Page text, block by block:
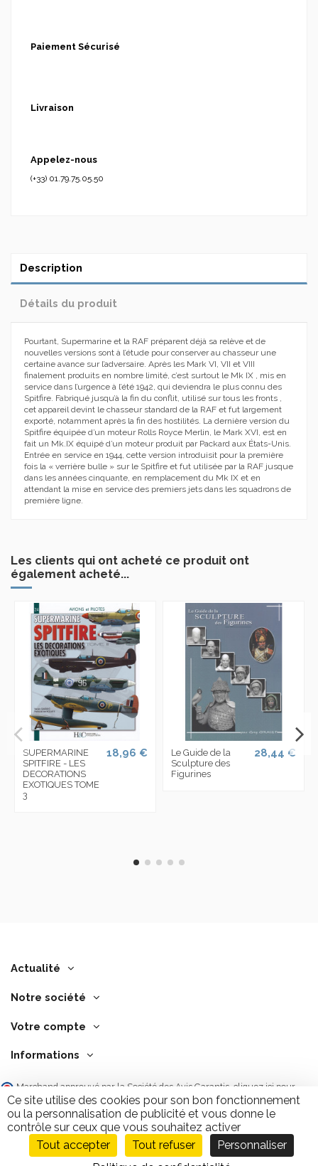
Ajouter au panier
Paiement Sécurisé
Livraison
Appelez-nous
(+33) 01.79.75.05.50
Description
Détails du produit
Pourtant, Supermarine et la RAF préparent déjà sa relève et de
nouvelles versions sont à l’étude pour conserver au chasseur une
certaine avance sur l’adversaire. Après les Mark VI, VII et VIII
finalement produits en nombre limité, c’est surtout le Mk IX , mis en
service dans l’urgence à l’été 1942, qui deviendra le plus connu des
Spitfire. Fabriqué jusqu’à la fin du conflit, utilisé sur tous les fronts ,
cet appareil devint le chasseur standard de la RAF et fut largement
exporté, notamment après la fin des hostilités. La dernière version du
Spitfire équipée d’un moteur Rolls Royce Merlin, le Mark XVI, est en
fait un Mk.IX équipé d’un moteur produit par Packard aux États-Unis.
Entrée en service en 1944, cette version introduisit pour la première
fois la « verrière bulle » sur le Spitfire et fut utilisée par la RAF jusque
dans les années cinquante, en remplacement du Mk IX et en
attendant la mise en service des premiers jets dans les squadrons de
première ligne.
Les clients qui ont acheté ce produit ont
également acheté...
SUPERMARINE
SPITFIRE - LES
DECORATIONS
EXOTIQUES TOME
3
18,96 €
Le Guide de la
Sculpture des
Figurines
28,44 €
Actualité
Notre société
Votre compte
Informations
Marchand approuvé par la Société des Avis Garantis, cliquez ici pour
vérifier .
/10
Ce site utilise des cookies pour son bon fonctionnement
ou la personnalisation de publicité et vous donne le
contrôle sur ceux que vous souhaitez activer
Tout accepter
Tout refuser
Personnaliser